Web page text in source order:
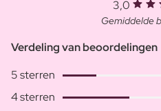
3,0
Gemiddelde
Verdeling van beoordelingen
5 sterren
4 sterren